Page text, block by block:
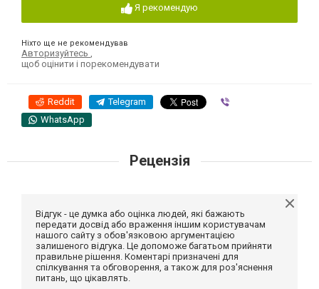
Я рекомендую
Ніхто ще не рекомендував
Авторизуйтесь
щоб оцінити і порекомендувати
Reddit Telegram
WhatsApp
Рецензія
Відгук - це думка або оцінка людей, які бажають
передати досвід або враження іншим користувачам
нашого сайту з обов'язковою аргументацією
залишеного відгука. Це допоможе багатьом прийняти
правильне рішення. Коментарі призначені для
спілкування та обговорення, а також для роз'яснення
питань, що цікавлять.